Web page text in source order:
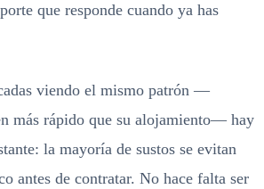
que responde cuando ya has
viendo el mismo patrón —
más rápido que su alojamiento— hay
la mayoría de sustos se evitan
antes de contratar. No hace falta ser